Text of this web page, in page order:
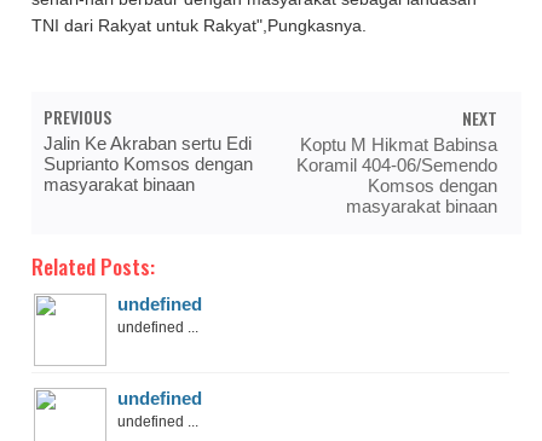
TNI dari Rakyat untuk Rakyat",Pungkasnya.
PREVIOUS
Jalin Ke Akraban sertu Edi
Suprianto Komsos dengan
masyarakat binaan
NEXT
Koptu M Hikmat Babinsa
Koramil 404-06/Semendo
Komsos dengan
masyarakat binaan
Related Posts:
undefined
undefined ...
undefined
undefined ...